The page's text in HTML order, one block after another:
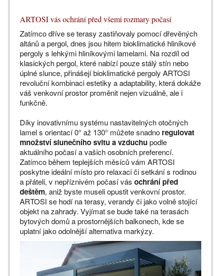
ARTOSI vás ochrání před všemi rozmary počasí
Zatímco dříve se terasy zastiňovaly pomocí dřevěných
altánů a pergol, dnes jsou hitem bioklimatické hliníkové
pergoly s lehkými hliníkovými lamelami. Na rozdíl od
klasických pergol, které nabízí pouze stálý stín nebo
úplné slunce, přinášejí bioklimatické pergoly ARTOSI
revoluční kombinaci estetiky a adaptability, která dokáže
váš venkovní prostor proměnit nejen vizuálně, ale i
funkčně.
Díky inovativnímu systému nastavitelných otočných
lamel s orientací 0° až 130° můžete snadno regulovat
množství slunečního svitua vzduchupodle
aktuálního počasí a vašich osobních preferencí.
Zatímco během teplejších měsíců vám ARTOSI
poskytne ideální místo pro relaxaci či setkání s rodinou
a přáteli, v nepříznivém počasí vás ochrání před
deštěm, aniž byste museli opustit venkovní prostor.
ARTOSI se hodí na terasy, verandy či jako volně stojící
objekt na zahrady. Vyjímat se bude také na terasách
bytových domů a prostornějších balkonech, kde se
uplatní jako odolnější alternativa markýzy.